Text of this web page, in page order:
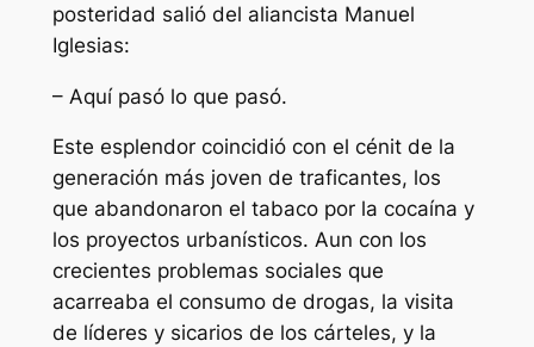
posteridad salió del aliancista Manuel
Iglesias:
– Aquí pasó lo que pasó.
Este esplendor coincidió con el cénit de la
generación más joven de traficantes, los
que abandonaron el tabaco por la cocaína y
los proyectos urbanísticos. Aun con los
crecientes problemas sociales que
acarreaba el consumo de drogas, la visita
de líderes y sicarios de los cárteles, y la